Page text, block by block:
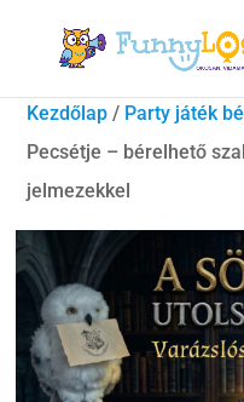
Kezdőlap / Party játék
Pecsétje – bérelhető
jelmezekkel